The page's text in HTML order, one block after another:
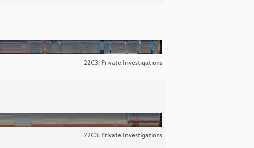
22C3: Private Investigations
22C3: Private Investigations